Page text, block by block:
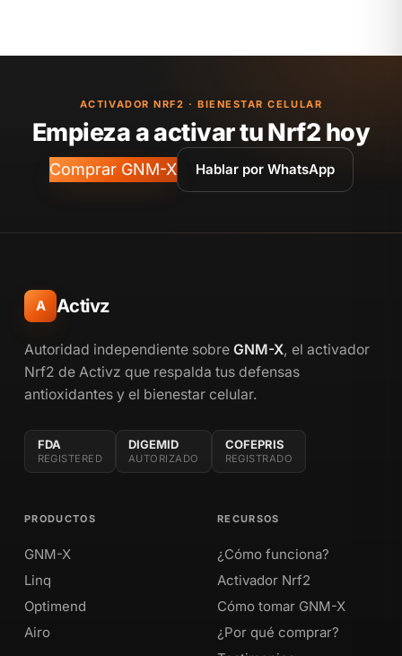
ACTIVADOR NRF2 · BIENESTAR CELULAR
Empieza a activar tu Nrf2 hoy
Comprar GNM-X Hablar por WhatsApp
A Activz
Autoridad independiente sobre GNM-X, el activador
Nrf2 de Activz que respalda tus defensas
antioxidantes y el bienestar celular.
FDA
REGISTERED
DIGEMID
AUTORIZADO
COFEPRIS
REGISTRADO
PRODUCTOS
GNM-X
Linq
Optimend
Airo
RECURSOS
¿Cómo funciona?
Activador Nrf2
Cómo tomar GNM-X
¿Por qué comprar?